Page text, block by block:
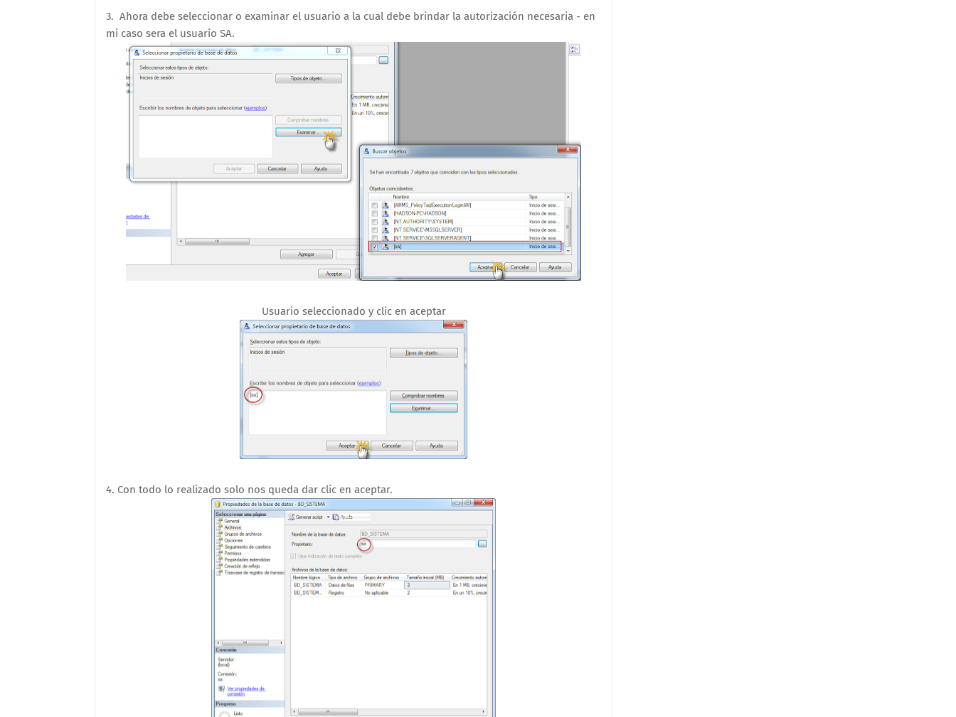
3. Ahora debe seleccionar o examinar el usuario a la cual debe brindar la autorización necesaria - en
mi caso sera el usuario SA.
Usuario seleccionado y clic en aceptar
4. Con todo lo realizado solo nos queda dar clic en aceptar.